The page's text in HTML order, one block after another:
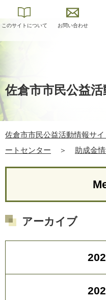
このサイトについて お問い合わせ
佐倉市市民公益
佐倉市市民公益活動情報サイ
ートセンター
＞ 助成金
アーカイブ